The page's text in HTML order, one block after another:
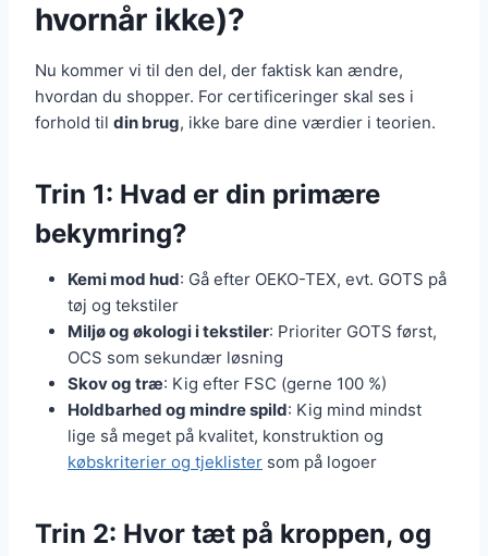
hvornår ikke)?
Nu kommer vi til den del, der faktisk kan ændre,
hvordan du shopper. For certificeringer skal ses i
forhold til din brug, ikke bare dine værdier i teorien.
Trin 1: Hvad er din primære
bekymring?
Kemi mod hud: Gå efter OEKO-TEX, evt. GOTS på
tøj og tekstiler
Miljø og økologi i tekstiler: Prioriter GOTS først,
OCS som sekundær løsning
Skov og træ: Kig efter FSC (gerne 100 %)
Holdbarhed og mindre spild: Kig mind mindst
lige så meget på kvalitet, konstruktion og
købskriterier og tjeklister som på logoer
Trin 2: Hvor tæt på kroppen, og